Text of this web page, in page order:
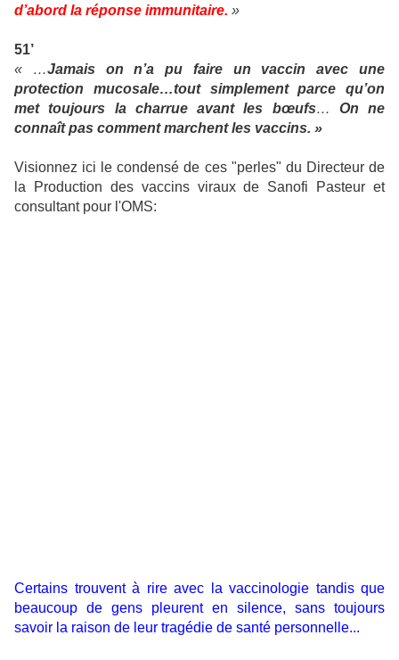
d’abord la réponse immunitaire. »
51’
« …Jamais on n’a pu faire un vaccin avec une
protection mucosale…tout simplement parce qu’on
met toujours la charrue avant les bœufs… On ne
connaît pas comment marchent les vaccins. »
Visionnez ici le condensé de ces "perles" du Directeur de
la Production des vaccins viraux de Sanofi Pasteur et
consultant pour l'OMS:
Certains trouvent à rire avec la vaccinologie tandis que
beaucoup de gens pleurent en silence, sans toujours
savoir la raison de leur tragédie de santé personnelle...